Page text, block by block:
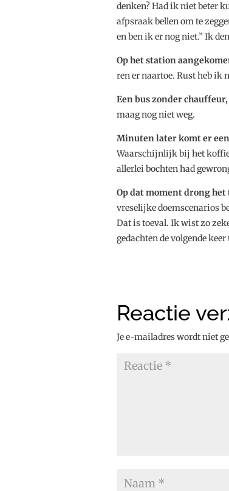
denken? Had ik niet beter
afpsraak bellen om te
en ben ik er nog niet.” Ik
Op het station
ren er naartoe. Rust heb ik
Een bus zonder
maag nog niet weg.
Minuten later komt er
Waarschijnlijk bij het
allerlei bochten had
Op dat moment drong het
vreselijke doemscenarios
Dat is toeval. Ik wist zo
gedachten de volgende
Reactie
Je e-mailadres wordt niet